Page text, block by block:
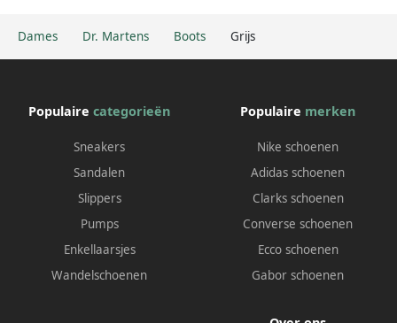
Dames Dr. Martens Boots Grijs
Populaire categorieën
Sneakers
Sandalen
Slippers
Pumps
Enkellaarsjes
Wandelschoenen
Populaire merken
Nike schoenen
Adidas schoenen
Clarks schoenen
Converse schoenen
Ecco schoenen
Gabor schoenen